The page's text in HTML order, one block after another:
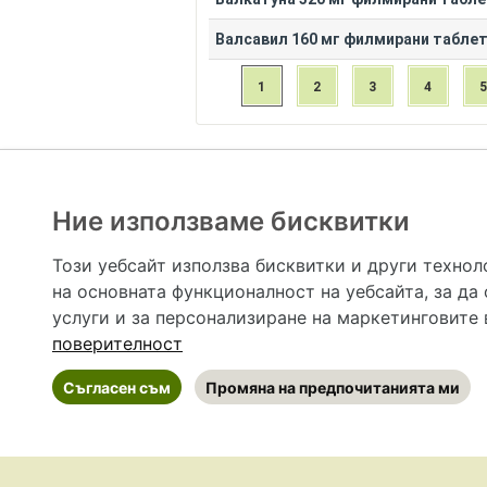
Валсавил 160 мг филмирани
1 2 3 4 5
предназначена да служи само и единствено за
допълване на данните и за коригиране на
Ние използваме бисквитки
Този уебсайт използва бисквитки и други
на основната функционалност на уебсайта, за да
услуги и за персонализиране на
поверителност
Съгласен съм Промяна на предпочитанията ми